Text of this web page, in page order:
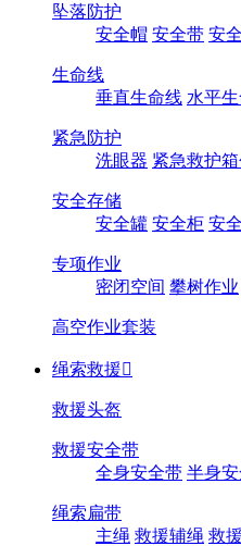
坠落防护
安全帽 安全带 安
生命线
垂直生命线 水平
紧急防护
洗眼器 紧急救护
安全存储
安全罐 安全柜 安
专项作业
密闭空间 攀树作业
高空作业套装
绳索救援
救援头盔
救援安全带
全身安全带 半身
绳索扁带
主绳 救援辅绳 救